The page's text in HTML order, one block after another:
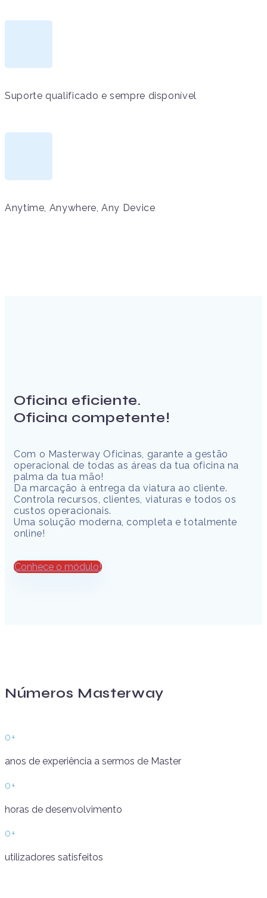
Suporte qualificado e sempre disponível
Anytime, Anywhere, Any Device
Oficina eficiente.
Oficina competente!
Com o Masterway Oficinas, garante a gestão
operacional de todas as áreas da tua oficina na
palma da tua mão!
Da marcação à entrega da viatura ao cliente.
Controla recursos, clientes, viaturas e todos os
custos operacionais.
Uma solução moderna, completa e totalmente
online!
Conhece o módulo!
Números Masterway
0+
anos de experiência a sermos de Master
0+
horas de desenvolvimento
0+
utilizadores satisfeitos